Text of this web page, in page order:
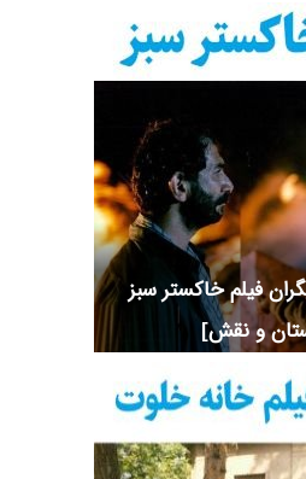
فیلم خاکستر سبز
و نقش]